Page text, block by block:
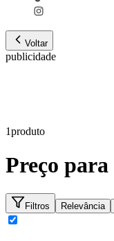
Voltar
publicidade
1produto
Preço para
Filtros Relevância